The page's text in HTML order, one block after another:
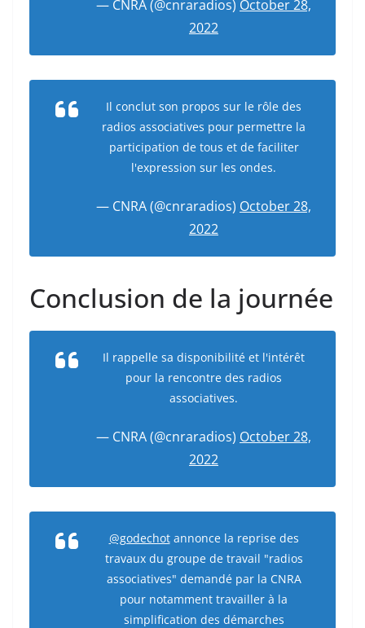
— CNRA (@cnraradios) October 28,
2022
Il conclut son propos sur le rôle des
radios associatives pour permettre la
participation de tous et de faciliter
l'expression sur les ondes.
— CNRA (@cnraradios) October 28,
2022
Conclusion de la journée
Il rappelle sa disponibilité et l'intérêt
pour la rencontre des radios
associatives.
— CNRA (@cnraradios) October 28,
2022
@godechotannonce la reprise des
travaux du groupe de travail "radios
associatives" demandé par la CNRA
pour notamment travailler à la
simplification des démarches